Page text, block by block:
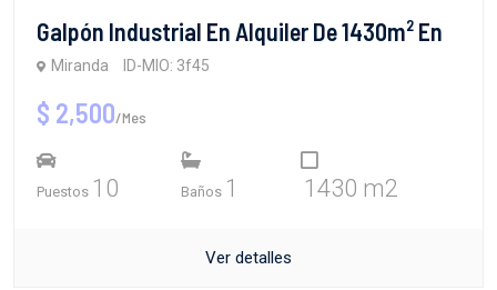
Galpón Industrial En Alquiler De 1430m² En
Miranda ID-MIO: 3f45
$ 2,500/Mes
Puestos 10 Baños 1 1430 m2
Ver detalles